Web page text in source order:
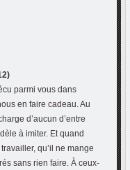
parmi vous dans
en faire cadeau. Au
d’aucun d’entre
à imiter. Et quand
qu’il ne mange
sans rien faire. À ceux-